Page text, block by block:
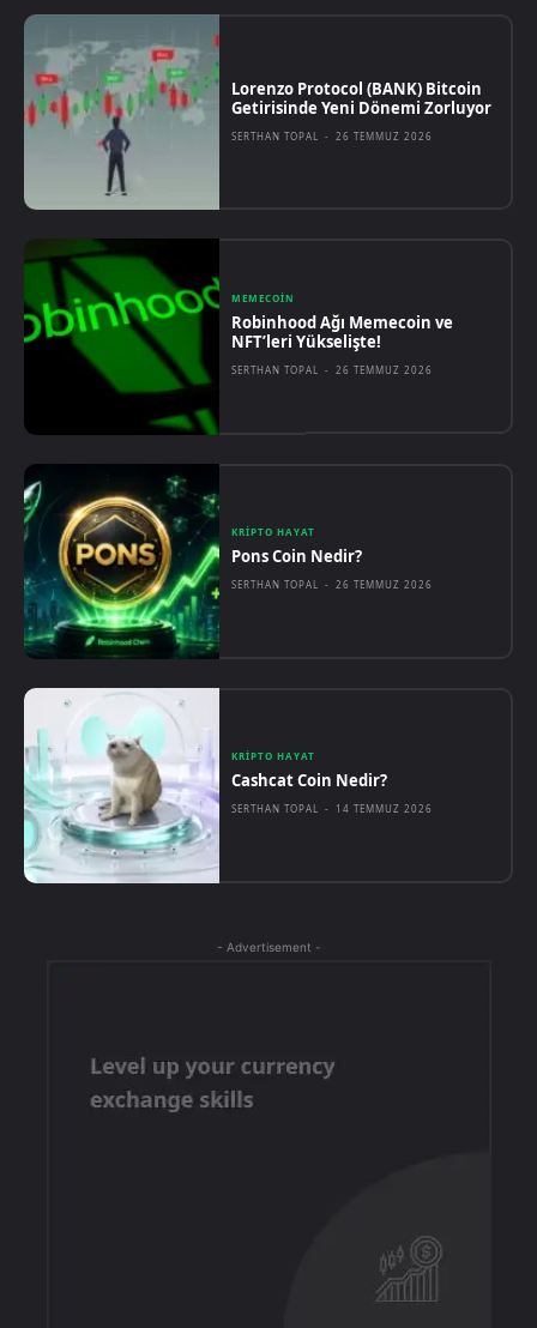
Lorenzo Protocol (BANK) Bitcoin
Getirisinde Yeni Dönemi Zorluyor
SERTHAN TOPAL - 26 TEMMUZ 2026
MEMECOIN
Robinhood Ağı Memecoin ve
NFT’leri Yükselişte!
SERTHAN TOPAL - 26 TEMMUZ 2026
KRIPTO HAYAT
Pons Coin Nedir?
SERTHAN TOPAL - 26 TEMMUZ 2026
KRIPTO HAYAT
Cashcat Coin Nedir?
SERTHAN TOPAL - 14 TEMMUZ 2026
- Advertisement -